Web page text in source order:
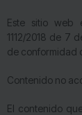
Este sitio web
1112/2018 de 7
de conformidad
Contenido no
El contenido